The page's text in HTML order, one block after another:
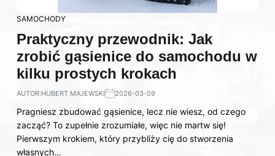
SAMOCHODY
Praktyczny przewodnik: Jak
zrobić gąsienice do samochodu w
kilku prostych krokach
AUTOR:HUBERT MAJEWSKI 2026-03-09
Pragniesz zbudować gąsienice, lecz nie wiesz, od czego
zacząć? To zupełnie zrozumiałe, więc nie martw się!
Pierwszym krokiem, który przybliży cię do stworzenia
własnych…